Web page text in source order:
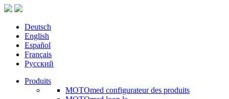
Deutsch
English
Español
Français
Русский
Produits
MOTOmed configurateur des produits